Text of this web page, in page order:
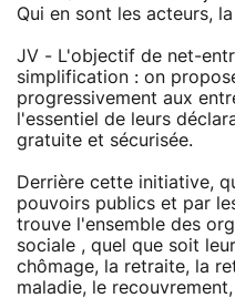
Qui en sont les acteurs,
JV - L'objectif de net-
simplification : on
progressivement aux
l'essentiel de leurs
gratuite et sécurisée.
Derrière cette initiative,
pouvoirs publics et par
trouve l'ensemble des
sociale , quel que soit
chômage, la retraite, la
maladie, le